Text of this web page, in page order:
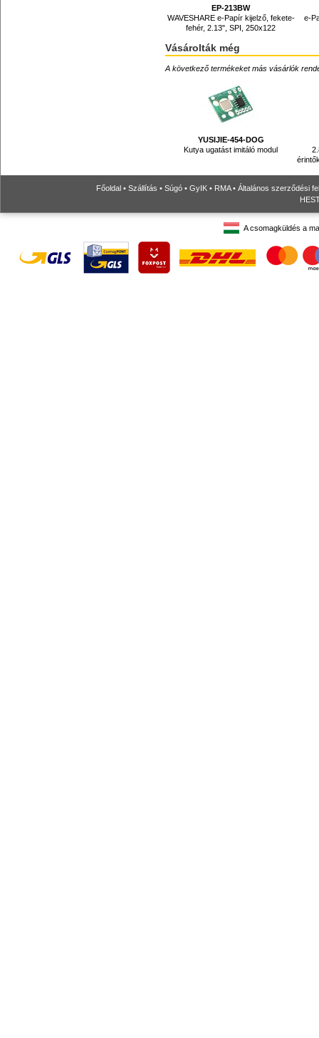
EP-213BW
WAVESHARE e-Papír kijelző, fekete-
fehér, 2.13", SPI, 250x122
e-
Vásárolták még
A következő termékeket más vásárlók
YUSIJIE-454-DOG
Kutya ugatást imitáló modul
Főoldal • Szállítás • Súgó • GyIK • RMA• Általános szerződési
A csomagküldés a